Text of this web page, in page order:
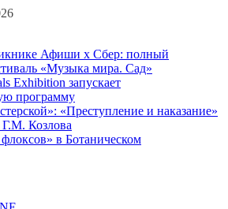
Афиши x Сбер: полный
«Музыка мира. Сад»
Exhibition запускает
программу
«Преступление и наказание»
Козлова
в Ботаническом